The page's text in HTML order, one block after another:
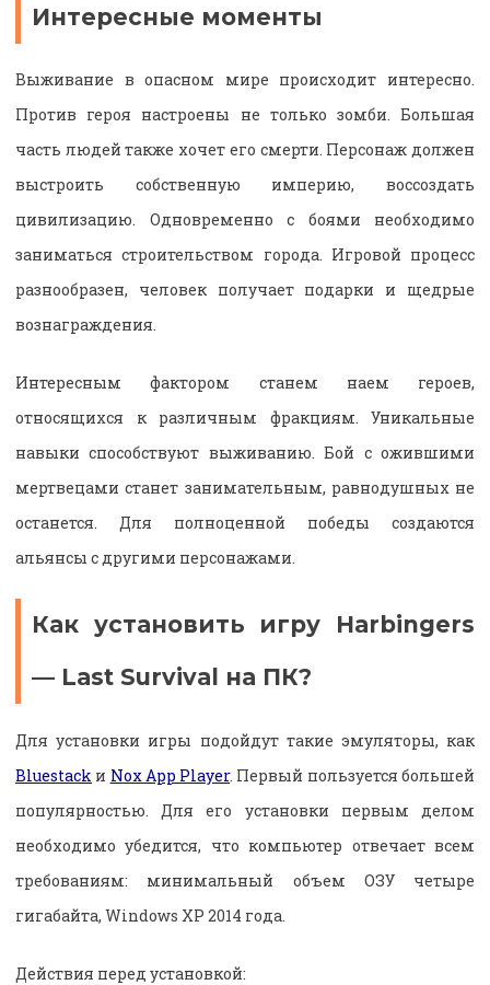
Интересные моменты
Выживание в опасном мире происходит интересно.
Против героя настроены не только зомби. Большая
часть людей также хочет его смерти. Персонаж должен
выстроить собственную империю, воссоздать
цивилизацию. Одновременно с боями необходимо
заниматься строительством города. Игровой процесс
разнообразен, человек получает подарки и щедрые
вознаграждения.
Интересным фактором станем наем героев,
относящихся к различным фракциям. Уникальные
навыки способствуют выживанию. Бой с ожившими
мертвецами станет занимательным, равнодушных не
останется. Для полноценной победы создаются
альянсы с другими персонажами.
Как установить игру Harbingers
— Last Survival на ПК?
Для установки игры подойдут такие эмуляторы, как
Bluestack и Nox App Player. Первый пользуется большей
популярностью. Для его установки первым делом
необходимо убедится, что компьютер отвечает всем
требованиям: минимальный объем ОЗУ четыре
гигабайта, Windows ХР 2014 года.
Действия перед установкой: